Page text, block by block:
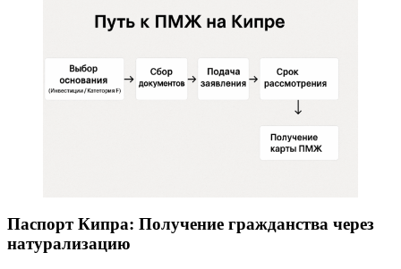
Паспорт Кипра: Получение гражданства через
натурализацию